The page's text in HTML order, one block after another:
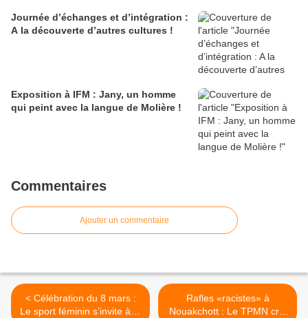
Journée d’échanges et d’intégration :
A la découverte d’autres cultures !
Exposition à IFM : Jany, un homme
qui peint avec la langue de Molière !
Commentaires
Ajouter un commentaire
< Célébration du 8 mars :
Le sport féminin s’invite à la
Rafles «racistes» à
Nouakchott : Le TPMN crie